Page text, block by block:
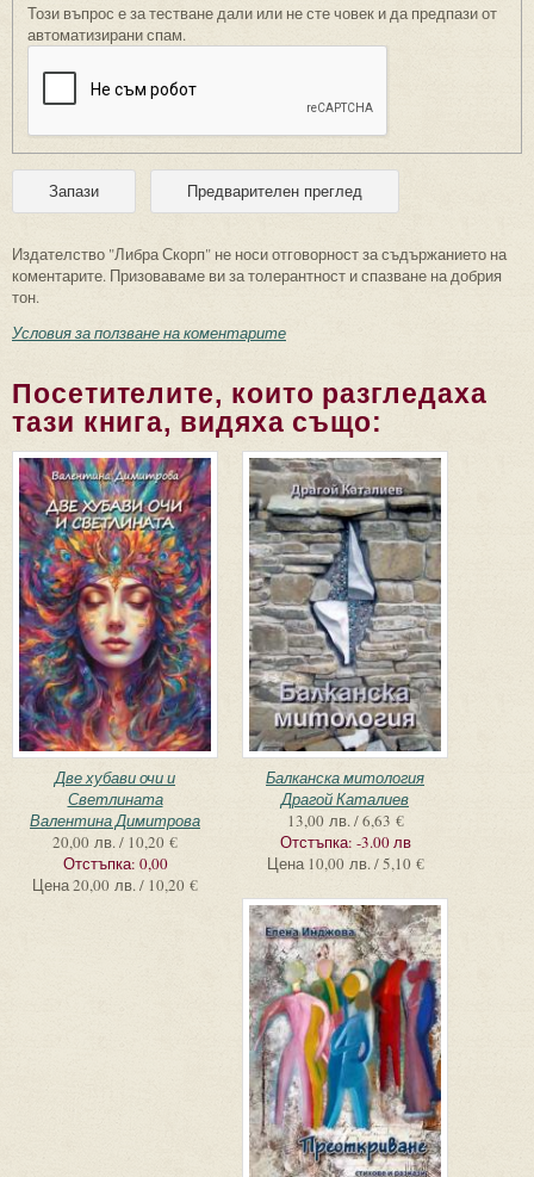
Този въпрос е за тестване дали или не сте човек и да предпази от
автоматизирани спам.
Издателство "Либра Скорп" не носи отговорност за съдържанието на
коментарите. Призоваваме ви за толерантност и спазване на добрия
тон.
Условия за ползване на коментарите
Посетителите, които разгледаха
тази книга, видяха също:
Две хубави очи и
Светлината
Валентина Димитрова
20,00 лв. / 10,20 €
Отстъпка: 0,00
Цена20,00 лв. / 10,20 €
Балканска митология
Драгой Каталиев
13,00 лв. / 6,63 €
Отстъпка: -3.00 лв
Цена 10,00 лв. / 5,10 €